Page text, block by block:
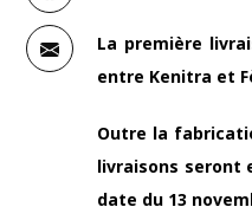
La première
entre Kenitra et
Outre la
livraisons seront
date du 13